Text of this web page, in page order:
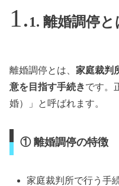
1. 離婚調停と
離婚調停とは、 家庭裁判
意を目指す手続きです。
婚）」と呼ばれます。
① 離婚調停の特徴
家庭裁判所で行う手